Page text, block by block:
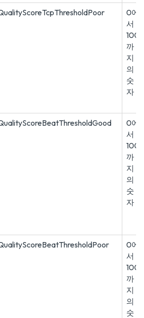
0에
서
100
까
지
의
숫
자
0에
서
100
까
지
의
숫
자
0에
서
100
까
지
의
숫